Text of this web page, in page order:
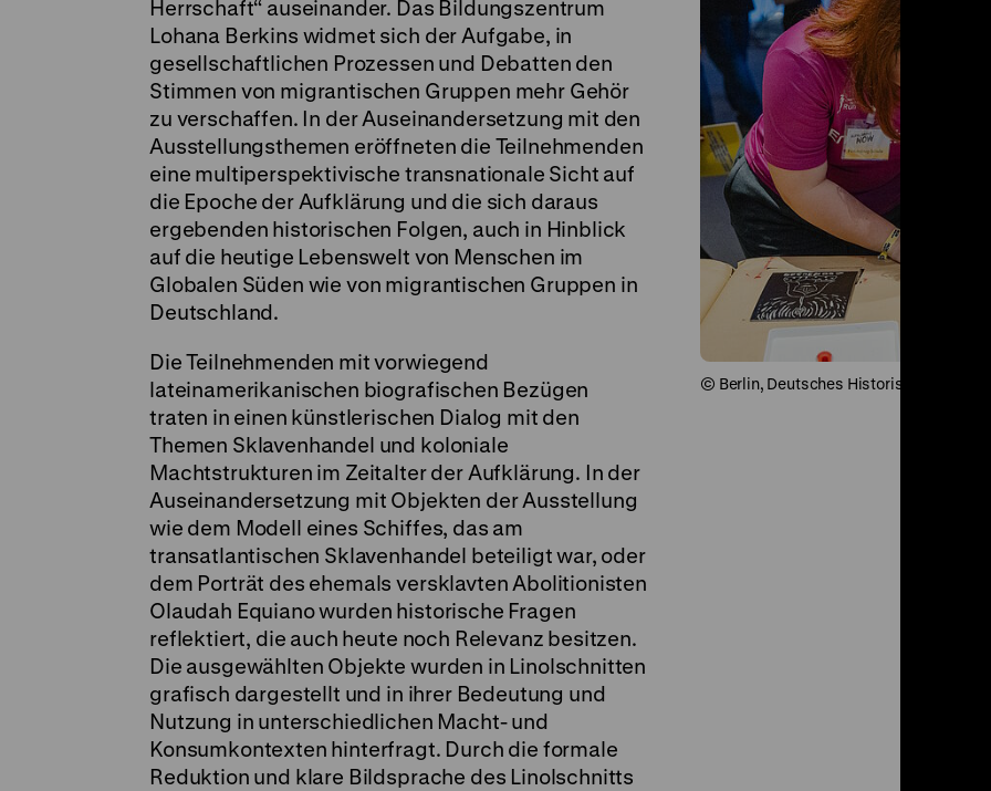
© Berlin, Deutsches Historisches
Herrschaft“ auseinander. Das Bildungszentrum
Lohana Berkins widmet sich der Aufgabe, in
gesellschaftlichen Prozessen und Debatten den
Stimmen von migrantischen Gruppen mehr Gehör
zu verschaffen. In der Auseinandersetzung mit den
Ausstellungsthemen eröffneten die Teilnehmenden
eine multiperspektivische transnationale Sicht auf
die Epoche der Aufklärung und die sich daraus
ergebenden historischen Folgen, auch in Hinblick
auf die heutige Lebenswelt von Menschen im
Globalen Süden wie von migrantischen Gruppen in
Deutschland.
Die Teilnehmenden mit vorwiegend
lateinamerikanischen biografischen Bezügen
traten in einen künstlerischen Dialog mit den
Themen Sklavenhandel und koloniale
Machtstrukturen im Zeitalter der Aufklärung. In der
Auseinandersetzung mit Objekten der Ausstellung
wie dem Modell eines Schiffes, das am
transatlantischen Sklavenhandel beteiligt war, oder
dem Porträt des ehemals versklavten Abolitionisten
Olaudah Equiano wurden historische Fragen
reflektiert, die auch heute noch Relevanz besitzen.
Die ausgewählten Objekte wurden in Linolschnitten
grafisch dargestellt und in ihrer Bedeutung und
Nutzung in unterschiedlichen Macht- und
Konsumkontexten hinterfragt. Durch die formale
Reduktion und klare Bildsprache des Linolschnitts